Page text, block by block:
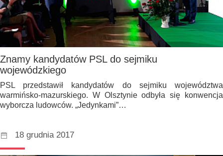
Znamy kandydatów PSL do sejmiku
wojewódzkiego
PSL przedstawił kandydatów do sejmiku województwa
warmińsko-mazurskiego. W Olsztynie odbyła się konwencja
wyborcza ludowców. „Jedynkami”…
18 grudnia 2017